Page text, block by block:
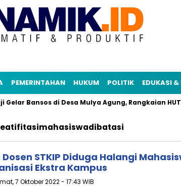
PEMERINTAHAN HUKUM POLITIK EDUKASI &
Gelar Bansos di Desa Mulya Agung, Rangkaian HUT
STKIP Diduga Halangi
Ekstra Kampus
7 Oktober 2022 - 17:43 WIB